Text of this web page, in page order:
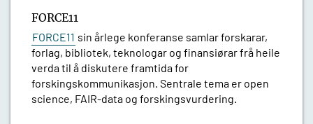
FORCE11
FORCE11 sin årlege konferanse samlar forskarar,
forlag, bibliotek, teknologar og finansiørar frå heile
verda til å diskutere framtida for
forskingskommunikasjon. Sentrale tema er open
science, FAIR-data og forskingsvurdering.